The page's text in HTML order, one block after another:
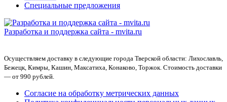
Специальные предложения
Разработка и поддержка сайта - mvita.ru
Осуществляем доставку в следующие города Тверской области: Лихославль,
Бежецк, Кимры, Кашин, Максатиха, Конаково, Торжок. Стоимость доставки
— от 990 рублей.
Согласие на обработку метрических данных